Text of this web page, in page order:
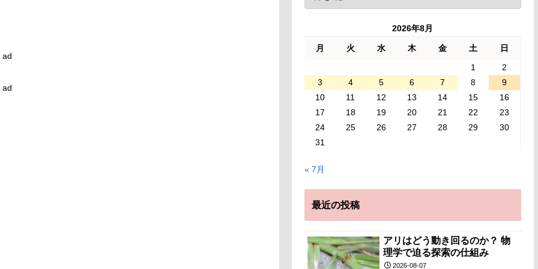
ad
ad
2026年8月
月 火 水 木 金 土
日
1
2
3
4 5 6 7 8
9
10
11 12 13 14 15
16
17
18 19 20 21 22
23
24
25 26 27 28 29
30
31
« 7月
最近の投稿
アリはどう動き回るのか？ 物
理学で迫る探索の仕組み
2026-08-07